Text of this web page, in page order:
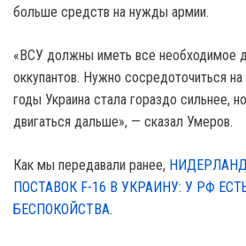
больше средств на нужды армии.
«ВСУ должны иметь все необходимое
оккупантов. Нужно сосредоточиться
годы Украина стала гораздо сильнее,
двигаться дальше», — сказал Умеров.
Как мы передавали ранее,
ПОСТАВОК F-16 В УКРАИНУ: У РФ
БЕСПОКОЙСТВА.